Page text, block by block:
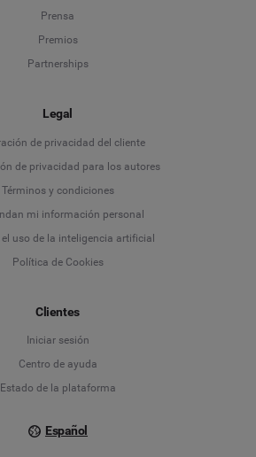
Prensa
Premios
Partnerships
Legal
de privacidad del cliente
de privacidad para los autores
Términos y condiciones
mi información personal
el uso de la inteligencia artificial
Política de Cookies
Clientes
Iniciar sesión
Centro de ayuda
Estado de la plataforma
Español